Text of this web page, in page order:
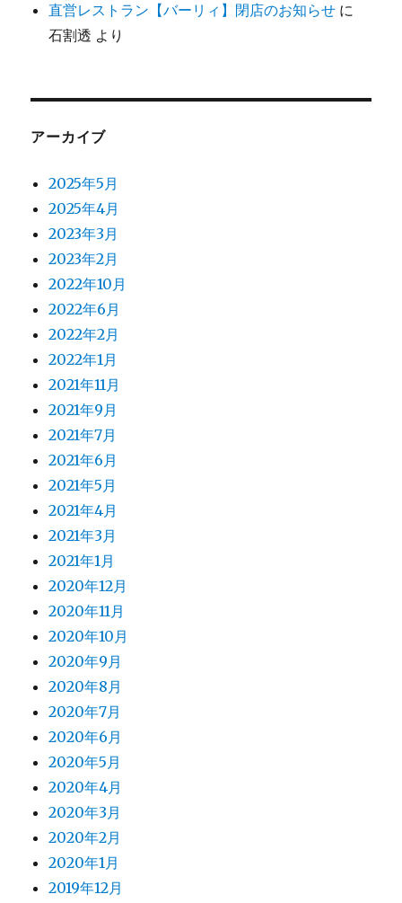
直営レストラン【バーリィ】閉店のお知らせ に
石割透 より
アーカイブ
2025年5月
2025年4月
2023年3月
2023年2月
2022年10月
2022年6月
2022年2月
2022年1月
2021年11月
2021年9月
2021年7月
2021年6月
2021年5月
2021年4月
2021年3月
2021年1月
2020年12月
2020年11月
2020年10月
2020年9月
2020年8月
2020年7月
2020年6月
2020年5月
2020年4月
2020年3月
2020年2月
2020年1月
2019年12月